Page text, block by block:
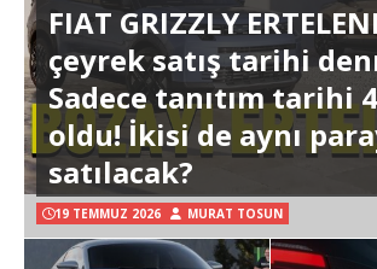
FIAT GRIZZLY
çeyrek satış tarihi
Sadece tanıtım tarihi
oldu! İkisi de aynı
satılacak?
19 TEMMUZ 2026 MURAT TOSUN